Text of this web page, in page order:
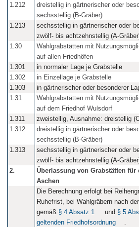
1.212
dreistellig in gärtnerischer oder
sechsstellig (B-Gräber)
1.213
sechsstellig in gärtnerischer oder
zwölf- bis achtzehnstellig (A-
1.30
Wahlgrabstätten mit
auf allen Friedhöfen
1.301
in normaler Lage je Grabstelle
1.302
in Einzellage je Grabstelle
1.303
in gärtnerischer oder besonderer
1.31
Wahlgrabstätten mit
auf dem Friedhof Wulsdorf
1.311
zweistellig, Ausnahme: dreistellig
1.312
dreistellig in gärtnerischer oder
sechsstellig (B-Gräber)
1.313
sechsstellig in gärtnerischer oder
zwölf- bis achtzehnstellig (A-
2.
Überlassung von Grabstätten für
Aschen
Die Berechnung erfolgt bei
Ruhefrist, bei Wahlgräbern nach
gemäß § 4 Absatz 1 und § 5
geltenden Friedhofsordnung